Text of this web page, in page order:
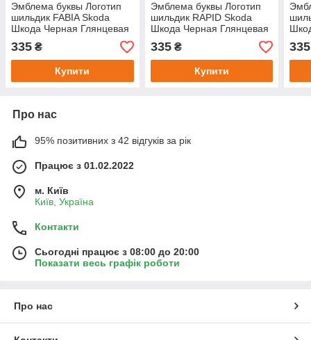
Эмблема буквы Логотип
шильдик FABIA Skoda
Шкода Черная Глянцевая
125 X 22 мм
335 ₴
Купити
Эмблема буквы Логотип
шильдик RAPID Skoda
Шкода Черная Глянцевая
125 X 22 мм
335₴
Купити
335
Про нас
95% позитивних з 42 відгуків за рік
Працює з 01.02.2022
м. Київ
Київ, Україна
Контакти
Сьогодні працює з 08:00 до 20:00
Показати весь графік роботи
Про нас